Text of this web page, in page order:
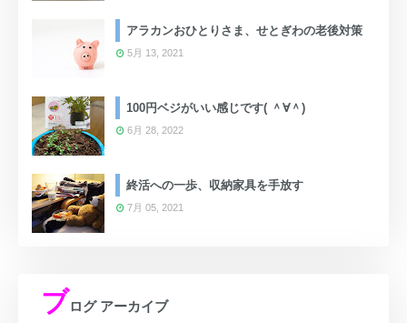
アラカンおひとりさま、せとぎわの老後対策
5月 13, 2021
100円ベジがいい感じです( ＾∀＾)
6月 28, 2022
終活への一歩、収納家具を手放す
7月 05, 2021
ブログ アーカイブ